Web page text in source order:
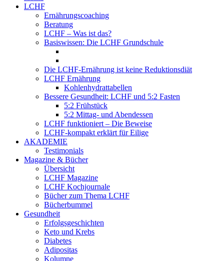
LCHF
Ernährungscoaching
Beratung
LCHF – Was ist das?
Basiswissen: Die LCHF Grundschule
Die LCHF-Ernährung ist keine Reduktionsdiät
LCHF Ernährung
Kohlenhydrattabellen
Bessere Gesundheit: LCHF und 5:2 Fasten
5:2 Frühstück
5:2 Mittag- und Abendessen
LCHF funktioniert – Die Beweise
LCHF-kompakt erklärt für Eilige
AKADEMIE
Testimonials
Magazine & Bücher
Übersicht
LCHF Magazine
LCHF Kochjournale
Bücher zum Thema LCHF
Bücherbummel
Gesundheit
Erfolgsgeschichten
Keto und Krebs
Diabetes
Adipositas
Kolumne